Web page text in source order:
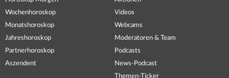
Wochenhoroskop
Monatshoroskop
Jahreshoroskop
Partnerhoroskop
Aszendent
Videos
Webcams
Moderatoren & Team
Podcasts
News-Podcast
Themen-Ticker